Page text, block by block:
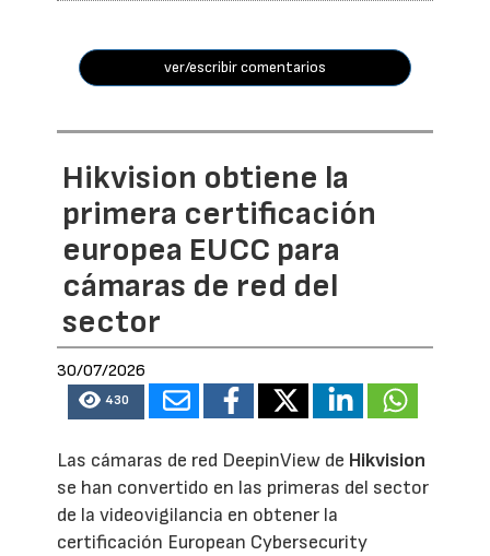
ver/escribir comentarios
Hikvision obtiene la
primera certificación
europea EUCC para
cámaras de red del
sector
30/07/2026
430
Las cámaras de red DeepinView de Hikvision
se han convertido en las primeras del sector
de la videovigilancia en obtener la
certificación European Cybersecurity